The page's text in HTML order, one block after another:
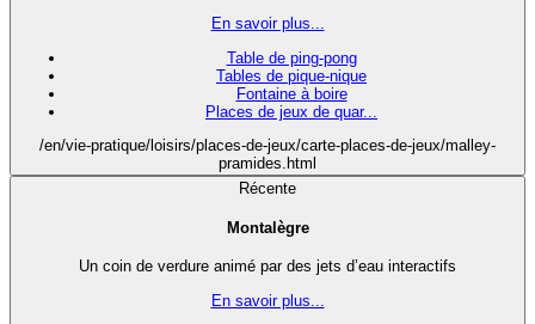
En savoir plus...
Table de ping-pong
Tables de pique-nique
Fontaine à boire
Places de jeux de quar...
/en/vie-pratique/loisirs/places-de-jeux/carte-places-de-jeux/malley-
pramides.html
Récente
Montalègre
Un coin de verdure animé par des jets d’eau interactifs
En savoir plus...